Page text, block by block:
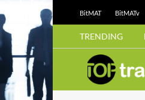
BitMAT BitMATv
TRENDING